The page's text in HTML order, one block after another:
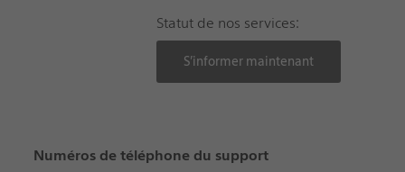
Statut de nos services:
S’informer maintenant
Numéros de téléphone du support